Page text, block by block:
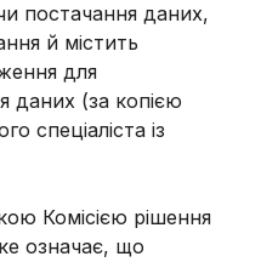
постачання даних,
й містить
для
даних (за копією
спеціаліста із
Комісією рішення
означає, що